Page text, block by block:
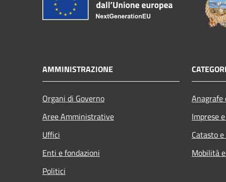
AMMINISTRAZIONE
Organi di Governo
Aree Amministrative
Uffici
Enti e fondazioni
Politici
Imprese
Catasto
Mobilità